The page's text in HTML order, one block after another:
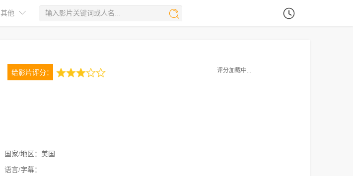
其他
给影片评分：
国家/地区： 美国
语言/字幕：
评分加载中...